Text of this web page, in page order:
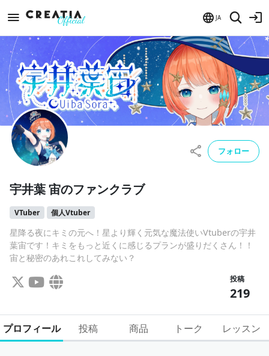
JA
宇井葉 宙のファンクラブ
VTuber 個人Vtuber
星降る夜にキミの元へ！星より輝く元気な魔法使いVtuberの宇井
葉宙です！キミをもっと近くに感じるプランが盛りだくさん！！
宙と秘密のあれこれしてみない？
投稿
219
フォロー
プロフィール 投稿 商品 トーク レッスン